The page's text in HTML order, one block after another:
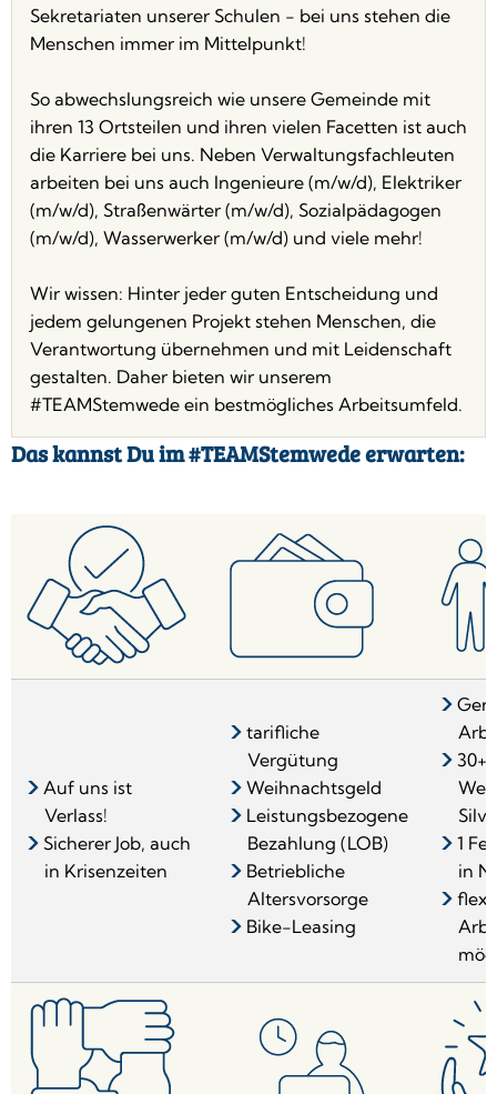
Sekretariaten unserer Schulen - bei uns stehen die
Menschen immer im Mittelpunkt!
So abwechslungsreich wie unsere Gemeinde mit
ihren 13 Ortsteilen und ihren vielen Facetten ist auch
die Karriere bei uns. Neben Verwaltungsfachleuten
arbeiten bei uns auch Ingenieure (m/w/d), Elektriker
(m/w/d), Straßenwärter (m/w/d), Sozialpädagogen
(m/w/d), Wasserwerker (m/w/d) und viele mehr!
Wir wissen: Hinter jeder guten Entscheidung und
jedem gelungenen Projekt stehen Menschen, die
Verantwortung übernehmen und mit Leidenschaft
gestalten. Daher bieten wir unserem
#TEAMStemwede ein bestmögliches Arbeitsumfeld.
Das kannst Du im #TEAMStemwede erwarten:
Auf uns ist
Verlass!
Sicherer Job, auch
in Krisenzeiten
tarifliche
Vergütung
Weihnachtsgeld
Leistungsbezogene
Bezahlung (LOB)
Betriebliche
Altersvorsorge
Bike-Leasing
30+
1
in